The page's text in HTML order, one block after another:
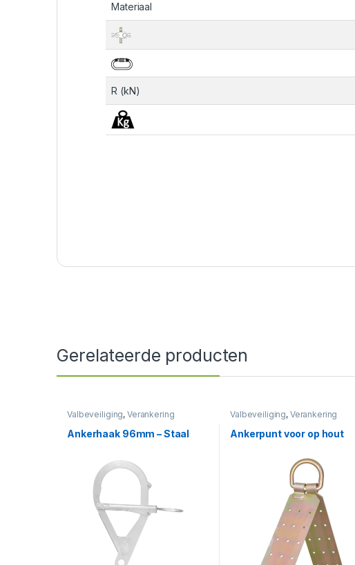
Materiaal
R (kN)
Gerelateerde producten
Valbeveiliging, Verankering
Ankerhaak 96mm – Staal
Valbeveiliging, Verankering
Ankerpunt voor op hout